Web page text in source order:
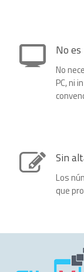
No
No
PC, ni
Sin
Los
que